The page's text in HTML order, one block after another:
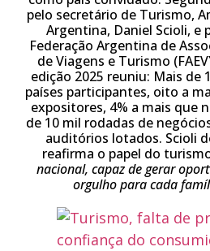
pelo secretário de Turismo,
Argentina, Daniel Scioli, e
Federação Argentina de
de Viagens e Turismo
edição 2025 reuniu: Mais de
países participantes, oito a
expositores, 4% a mais que
de 10 mil rodadas de
auditórios lotados. Scioli
reafirma o papel do
nacional, capaz de gerar
orgulho para cada